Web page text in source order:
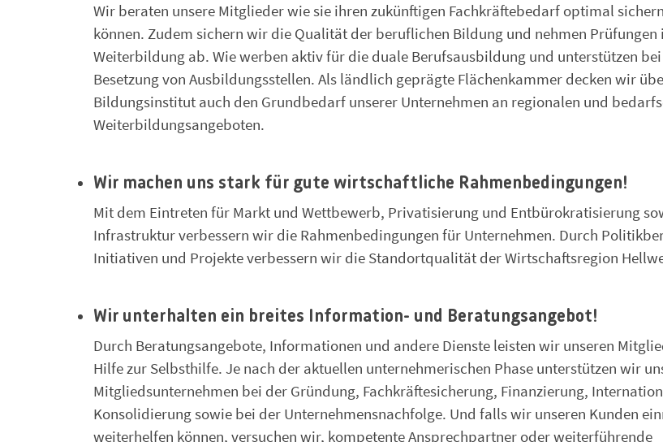
Wir beraten unsere Mitglieder wie sie ihren zukünftigen Fachkräftebedarf optimal
können. Zudem sichern wir die Qualität der beruflichen Bildung und nehmen Prüfungen
Weiterbildung ab. Wie werben aktiv für die duale Berufsausbildung und unterstützen
Besetzung von Ausbildungsstellen. Als ländlich geprägte Flächenkammer decken wir
Bildungsinstitut auch den Grundbedarf unserer Unternehmen an regionalen und
Weiterbildungsangeboten.
Wir machen uns stark für gute wirtschaftliche Rahmenbedingungen!
Mit dem Eintreten für Markt und Wettbewerb, Privatisierung und Entbürokratisierung
Infrastruktur verbessern wir die Rahmenbedingungen für Unternehmen. Durch
Initiativen und Projekte verbessern wir die Standortqualität der Wirtschaftsregion
Wir unterhalten ein breites Information- und Beratungsangebot!
Durch Beratungsangebote, Informationen und andere Dienste leisten wir unseren
Hilfe zur Selbsthilfe. Je nach der aktuellen unternehmerischen Phase unterstützen wir
Mitgliedsunternehmen bei der Gründung, Fachkräftesicherung, Finanzierung,
Konsolidierung sowie bei der Unternehmensnachfolge. Und falls wir unseren Kunden
weiterhelfen können, versuchen wir, kompetente Ansprechpartner oder weiterführende